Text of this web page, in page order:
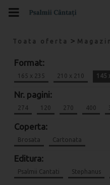
Toata oferta > Magazin
Format:
165 x 235 210 x 210 145
Nr. pagini:
274 120 270 400
Coperta:
Brosata Cartonata
Editura:
Psalmii Cantati Stephanus